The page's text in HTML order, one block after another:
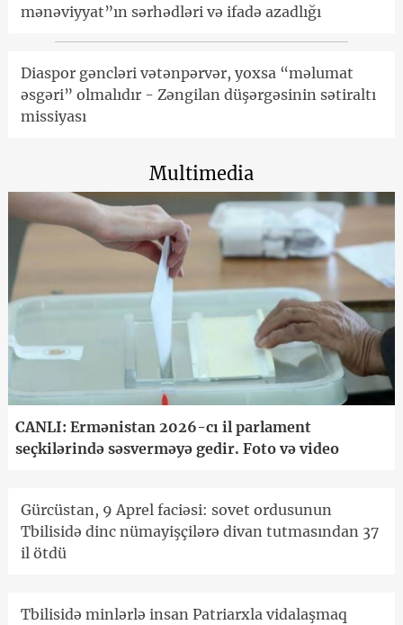
mənəviyyat”ın sərhədləri və ifadə azadlığı
Diaspor gəncləri vətənpərvər, yoxsa “məlumat
əsgəri” olmalıdır - Zəngilan düşərgəsinin sətiraltı
missiyası
Multimedia
CANLI: Ermənistan 2026-cı il parlament
seçkilərində səsverməyə gedir. Foto və video
Gürcüstan, 9 Aprel faciəsi: sovet ordusunun
Tbilisidə dinc nümayişçilərə divan tutmasından 37
il ötdü
Tbilisidə minlərlə insan Patriarxla vidalaşmaq